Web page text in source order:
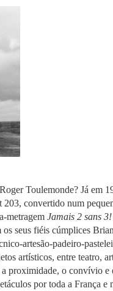
Toulemonde? Já em
203, convertido num
metragem Jamais 2 sans 3!
os seus fiéis cúmplices
artesão-padeiro-
artísticos, entre teatro,
proximidade, o convívio
por toda a